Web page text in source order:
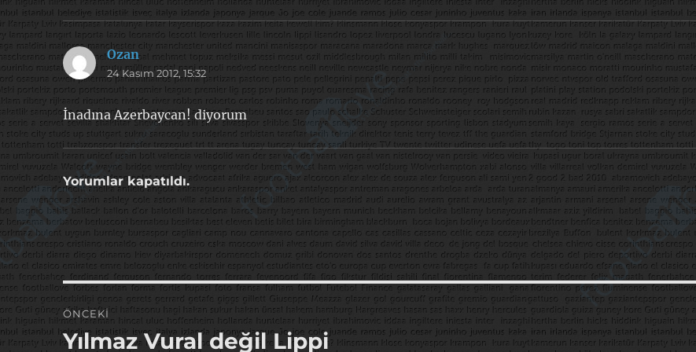
Ozandedi
ki:
24 Kasım 2012, 15:32
İnadına Azerbaycan! diyorum
Yorumlar kapatıldı.
Yazı
gezinmesi
ÖNCEKI
Önceki
Yılmaz Vural değil Lippi